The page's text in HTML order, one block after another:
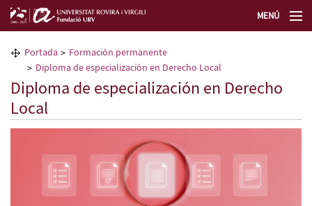
MENÚ
La Fundación URV
Formación permanente
Transferencia de tecnología
Selecciona un idioma
Portada
Formación permanente
Diploma de especialización en Derecho Local
Diploma de especialización en Derecho
Local